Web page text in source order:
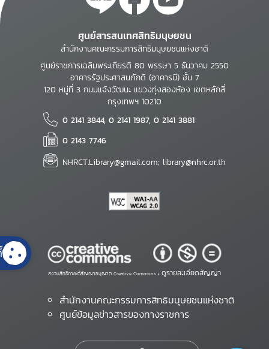
ศูนย์สารสนเทศสิทธิมนุษยชน
สำนักงานคณะกรรมการสิทธิมนุษยชนแห่งชาติ
ศูนย์ราชการเฉลิมพระเกียรติ 80 พรรษา 5 ธันวาคม 2550
อาคารรัฐประศาสนภักดี (อาคารบี) ชั้น 7
120 หมู่ที่ 3 ถนนแจ้งวัฒนะ แขวงทุ่งสองห้อง เขตหลักสี่
กรุงเทพฯ 10210
0 2141 3844, 0 2141 1987, 0 2141 3881
0 2143 7746
NHRCT.Library@gmail.com; library@nhrc.or.th
สงวนสิทธิ์ภายใต้สัญญาอนุญาต Creative Commons • ดูรายละเอียดสัญญา
สำนักงานคณะกรรมการสิทธิมนุษยชนแห่งชาติ
ศูนย์ข้อมูลข่าวสารของทางราชการ